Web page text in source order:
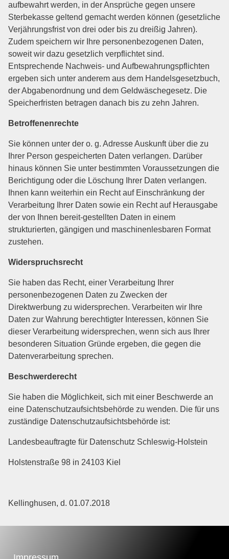
aufbewahrt werden, in der Ansprüche gegen unsere
Sterbekasse geltend gemacht werden können (gesetzliche
Verjährungsfrist von drei oder bis zu dreißig Jahren).
Zudem speichern wir Ihre personenbezogenen Daten,
soweit wir dazu gesetzlich verpflichtet sind.
Entsprechende Nachweis- und Aufbewahrungspflichten
ergeben sich unter anderem aus dem Handelsgesetzbuch,
der Abgabenordnung und dem Geldwäschegesetz. Die
Speicherfristen betragen danach bis zu zehn Jahren.
Betroffenenrechte
Sie können unter der o. g. Adresse Auskunft über die zu
Ihrer Person gespeicherten Daten verlangen. Darüber
hinaus können Sie unter bestimmten Voraussetzungen die
Berichtigung oder die Löschung Ihrer Daten verlangen.
Ihnen kann weiterhin ein Recht auf Einschränkung der
Verarbeitung Ihrer Daten sowie ein Recht auf Herausgabe
der von Ihnen bereit-gestellten Daten in einem
strukturierten, gängigen und maschinenlesbaren Format
zustehen.
Widerspruchsrecht
Sie haben das Recht, einer Verarbeitung Ihrer
personenbezogenen Daten zu Zwecken der
Direktwerbung zu widersprechen. Verarbeiten wir Ihre
Daten zur Wahrung berechtigter Interessen, können Sie
dieser Verarbeitung widersprechen, wenn sich aus Ihrer
besonderen Situation Gründe ergeben, die gegen die
Datenverarbeitung sprechen.
Beschwerderecht
Sie haben die Möglichkeit, sich mit einer Beschwerde an
eine Datenschutzaufsichtsbehörde zu wenden. Die für uns
zuständige Datenschutzaufsichtsbehörde ist:
Landesbeauftragte für Datenschutz Schleswig-Holstein
Holstenstraße 98 in 24103 Kiel
Kellinghusen, d. 01.07.2018